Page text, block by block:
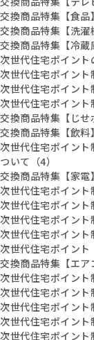
交換商品特集【食品
交換商品特集【洗濯
交換商品特集【冷蔵
次世代住宅ポイント
次世代住宅ポイント
次世代住宅ポイント
次世代住宅ポイント
交換商品特集【じせ
交換商品特集【飲料
次世代住宅ポイン
ついて（4）
交換商品特集【家電
次世代住宅ポイント
次世代住宅ポイン
次世代住宅ポイン
次世代住宅ポイン
次世代住宅ポイン
交換商品特集【エア
次世代住宅ポイン
次世代住宅ポイン
次世代住宅ポイン
次世代住宅ポイン
次世代住宅ポイン